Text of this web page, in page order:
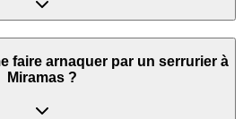
faire arnaquer par un serrurier à
Miramas ?